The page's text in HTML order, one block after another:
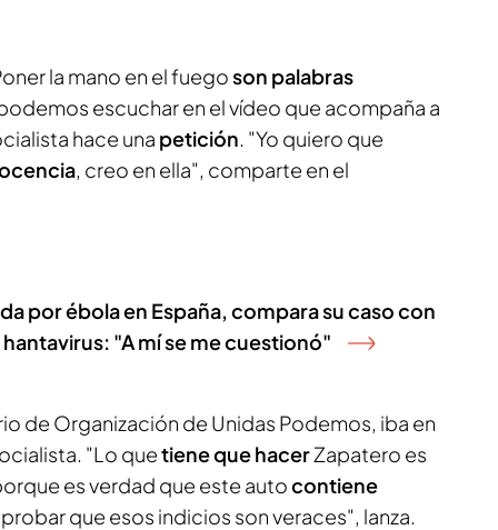
la mano en el fuegoson palabras
escuchar en el vídeo que acompaña a
hace una petición. "Yo quiero que
, creo en ella", comparte en el
por ébola en España, compara su caso con
"A mí se me cuestionó"
de Organización de Unidas Podemos, iba en
"Lo quetiene que hacerZapatero es
es verdad que este autocontiene
que esos indicios son veraces", lanza.